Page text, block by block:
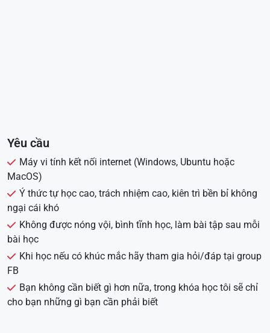
Yêu cầu
Máy vi tính kết nối internet (Windows, Ubuntu hoặc
MacOS)
Ý thức tự học cao, trách nhiệm cao, kiên trì bền bỉ không
ngại cái khó
Không được nóng vội, bình tĩnh học, làm bài tập sau mỗi
bài học
Khi học nếu có khúc mắc hãy tham gia hỏi/đáp tại group
FB
Bạn không cần biết gì hơn nữa, trong khóa học tôi sẽ chỉ
cho bạn những gì bạn cần phải biết